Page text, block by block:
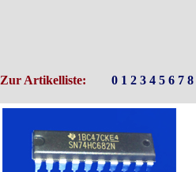
Zur Artikelliste: 0 1 2 3 4 5 6 7 8